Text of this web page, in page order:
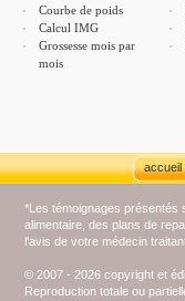
Courbe de poids
Calcul IMG
Grossesse mois par
mois
accueil
*Les témoignages présentés
alimentaire, des plans de
l'avis de votre médecin
© 2007 - 2026 copyright et
Reproduction totale ou